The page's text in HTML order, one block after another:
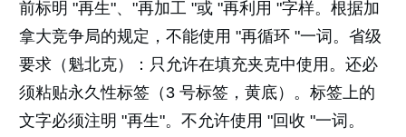
前标明 "再生"、"再加工 "或 "再利用 "字样。根据加
拿大竞争局的规定，不能使用 "再循环 "一词。省级
要求（魁北克）：只允许在填充夹克中使用。还必
须粘贴永久性标签（3 号标签，黄底）。标签上的
文字必须注明 "再生"。不允许使用 "回收 "一词。